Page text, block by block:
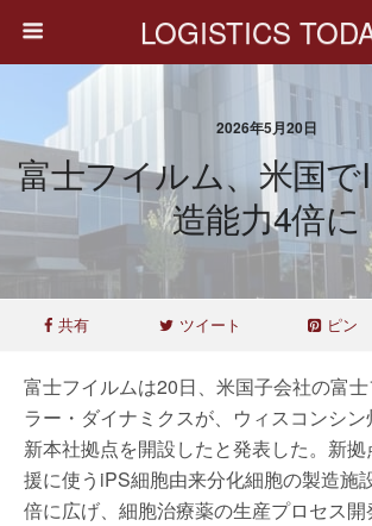
LOGISTICS
2026年5月20日
富士フイルム、米国で
造能力4倍に
共有 ツイート ピン
富士フイルムは20日、米国子会社の富
ラー・ダイナミクスが、ウィスコンシ
新本社拠点を開設したと発表した。新
援に使うiPS細胞由来分化細胞の製造施
倍に広げ、細胞治療薬の生産プロセス